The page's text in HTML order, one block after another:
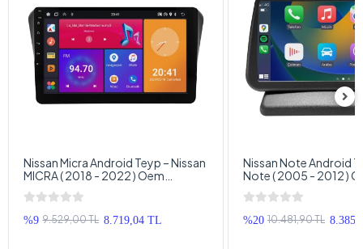
Nissan Micra Android Teyp – Nissan
MICRA ( 2018 - 2022 ) Oem
Android Multimedya – Nissan Micra
Android Double Teyp
%9 9.529,00 TL 8.719,04 TL
Nissan Note Android
Note ( 2005 - 2012 )
Multimedya – Nissan
Double Teyp
%20 10.481,90 TL